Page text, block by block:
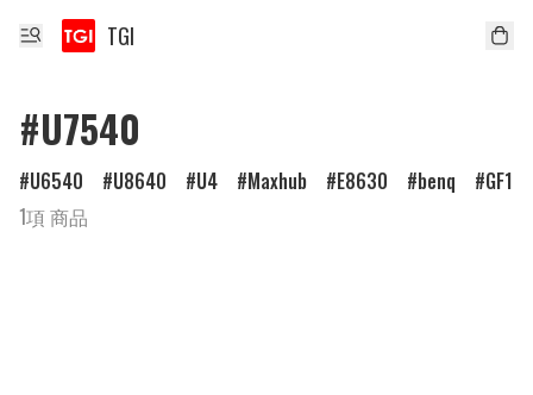
TGI
#U7540
U6540 U8640 U4 Maxhub E8630 benq
GF1
1項 商品